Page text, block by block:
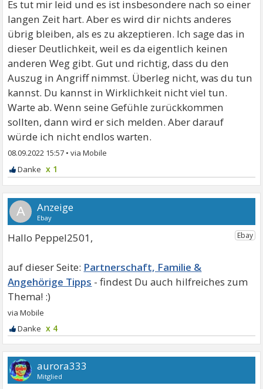
Es tut mir leid und es ist insbesondere nach so einer
langen Zeit hart. Aber es wird dir nichts anderes
übrig bleiben, als es zu akzeptieren. Ich sage das in
dieser Deutlichkeit, weil es da eigentlich keinen
anderen Weg gibt. Gut und richtig, dass du den
Auszug in Angriff nimmst. Überleg nicht, was du tun
kannst. Du kannst in Wirklichkeit nicht viel tun.
Warte ab. Wenn seine Gefühle zurückkommen
sollten, dann wird er sich melden. Aber darauf
würde ich nicht endlos warten.
08.09.2022 15:57 •
x 1
A
Hallo Peppel2501,
Partnerschaft, Familie &
Angehörige Tipps
x 4
aurora333
Mitglied